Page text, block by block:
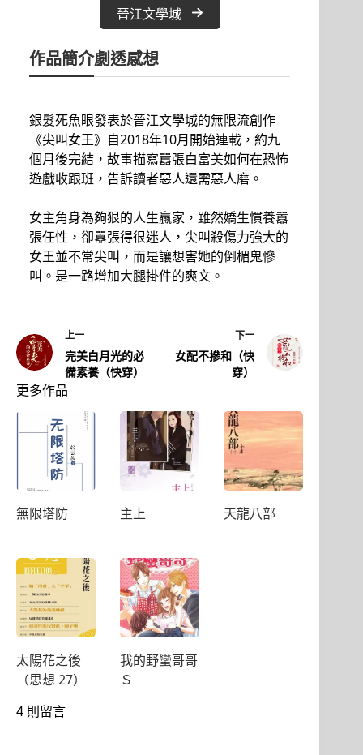
晉江文學城
作品簡介劇透感想
銀髮死魚眼發表於晉江文學城的無限流創作
《尖叫女王》自2018年10月開始連載，約九
個月後完結，故事描寫囂張白富美如何在恐怖
遊戲收跟班，告訴讀者惡人還需惡人磨。
女主角身為夠狠的人生贏家，雖然嬌生慣養囂
張任性，卻囂張得很迷人，尖叫殺傷力強大的
女王並不常尖叫，而是讓想害她的倒楣鬼慘
叫。是一路增加大腿掛件的爽文。
上一
完美白月光的必
備素養（快穿）
下一
女配不摻和（快
穿）
更多作品
無限塔防 主上 天龍八部
太陽花之後
（思想 27）
我的野蠻哥哥
Ｓ
4 則留言